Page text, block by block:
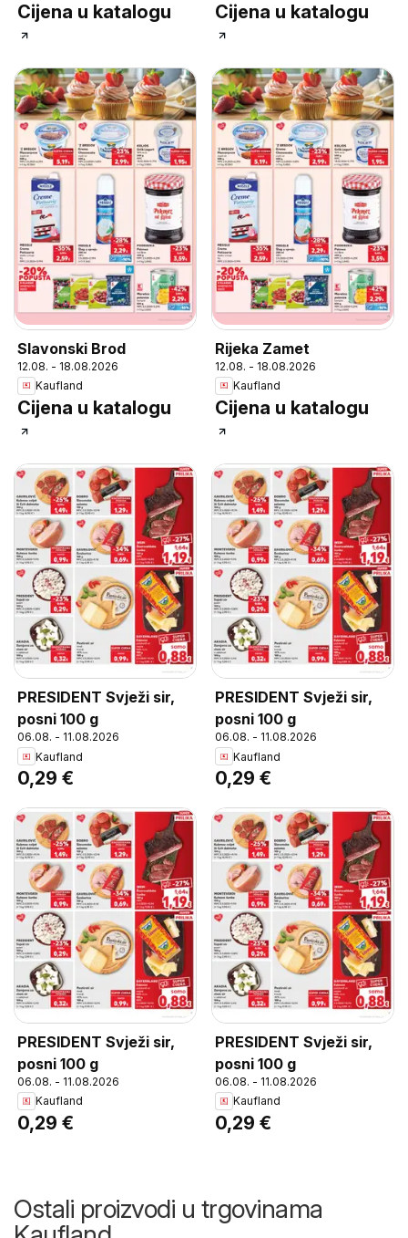
Cijena u katalogu Cijena u katalogu
Slavonski Brod
12.08. - 18.08.2026
Kaufland
Cijena u katalogu
Rijeka Zamet
12.08. - 18.08.2026
Kaufland
Cijena u katalogu
PRESIDENT Svježi sir,
posni 100 g
06.08. - 11.08.2026
Kaufland
0,29 €
PRESIDENT Svježi sir,
posni 100 g
06.08. - 11.08.2026
Kaufland
0,29 €
PRESIDENT Svježi sir,
posni 100 g
06.08. - 11.08.2026
Kaufland
0,29 €
PRESIDENT Svježi sir,
posni 100 g
06.08. - 11.08.2026
Kaufland
0,29 €
Ostali proizvodi u trgovinama